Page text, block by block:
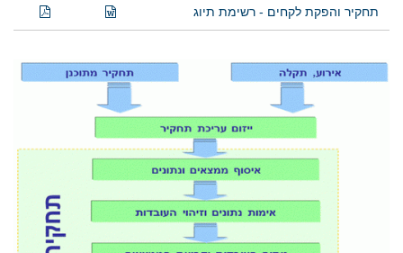
תחקיר והפקת לקחים - רשימת תיוג